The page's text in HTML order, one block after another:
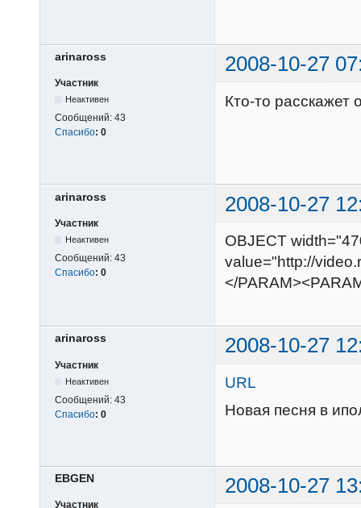
arinaross 2008-10-27
Участник
Неактивен
Сообщений: 43
Спасибо: 0
Кто-то расскажет
arinaross 2008-10-27
Участник
Неактивен
Сообщений: 43
Спасибо: 0
OBJECT
value="http://
</
arinaross 2008-10-27
Участник
Неактивен
Сообщений: 43
Спасибо: 0
URL
Новая песня в
EВGEN 2008-10-27
Участник